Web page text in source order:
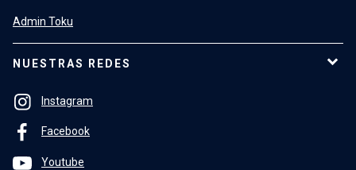
Admin Toku
NUESTRAS REDES
Instagram
Facebook
Youtube